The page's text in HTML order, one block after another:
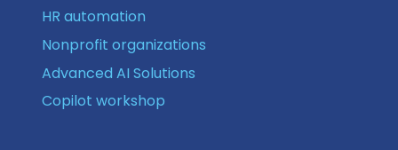
HR automation
Nonprofit organizations
Advanced AI Solutions
Copilot workshop